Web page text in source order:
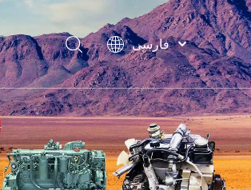
فارسی
Bahasa
indonesia
Türk dili
ไทย
Italiano
Deutsch